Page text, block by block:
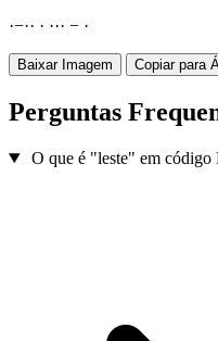
·−·· · ··· − ·
Baixar Imagem Copiar para
Perguntas
O que é "leste" em código